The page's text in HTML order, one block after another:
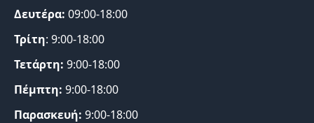
Δευτέρα: 09:00-18:00
Τρίτη: 9:00-18:00
Τετάρτη: 9:00-18:00
Πέμπτη: 9:00-18:00
Παρασκευή: 9:00-18:00